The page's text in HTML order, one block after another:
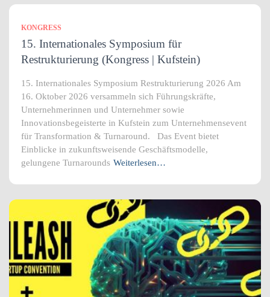
KONGRESS
15. Internationales Symposium für
Restrukturierung (Kongress | Kufstein)
15. Internationales Symposium Restrukturierung 2026 Am
16. Oktober 2026 versammeln sich Führungskräfte,
Unternehmerinnen und Unternehmer sowie
Innovationsbegeisterte in Kufstein zum Unternehmensevent
für Transformation & Turnaround. Das Event bietet
Einblicke in zukunftsweisende Geschäftsmodelle,
gelungene Turnarounds Weiterlesen…